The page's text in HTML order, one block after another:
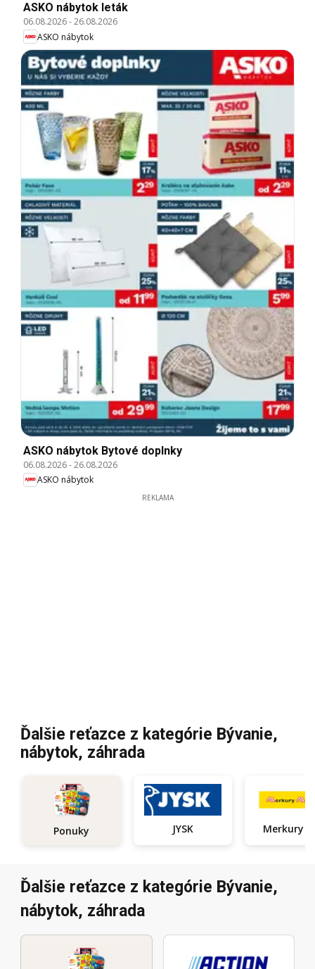
ASKO nábytok leták
06.08.2026-26.08.2026
ASKO nábytok
ASKO nábytok Bytové doplnky
06.08.2026-26.08.2026
ASKO nábytok
REKLAMA
Ďalšie reťazce z kategórie Bývanie,
nábytok, záhrada
Ponuky JYSK
Ďalšie reťazce z kategórie Bývanie,
nábytok, záhrada